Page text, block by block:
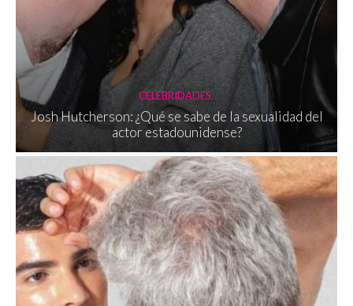
CELEBRIDADES
Josh Hutcherson: ¿Qué se sabe de la sexualidad del
actor estadounidense?